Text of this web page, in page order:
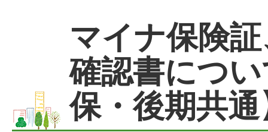
マイナ保険
確認書につ
保・後期共通